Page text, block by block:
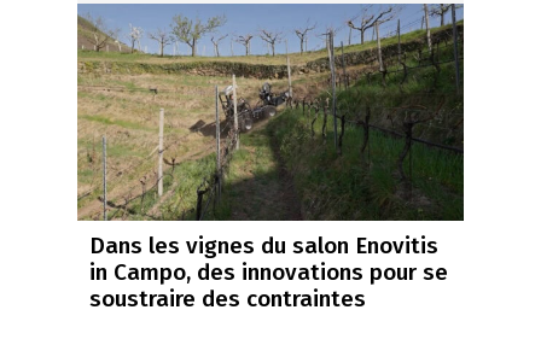
Dans les vignes du salon Enovitis
in Campo, des innovations pour se
soustraire des contraintes